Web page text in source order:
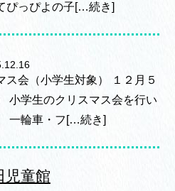
ぴっぴよの子[…続き]
ス会（小学生対象） １２月５
小学生のクリスマス会を行い
一輪車・フ[…続き]
児童館